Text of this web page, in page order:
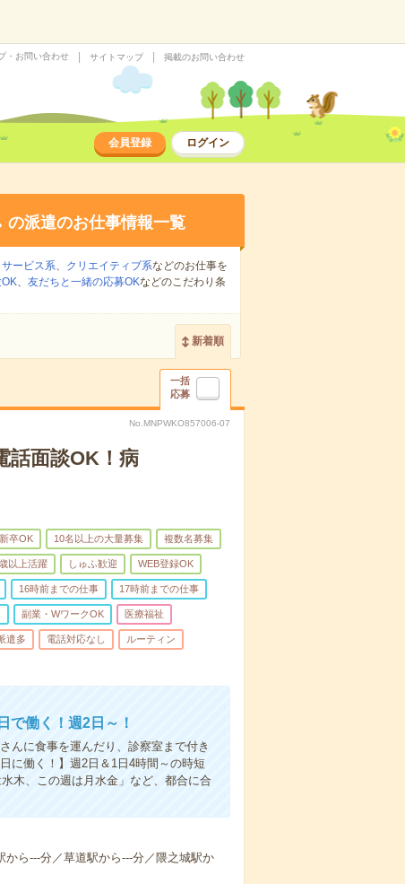
・お問い合わせ サイトマップ 掲載のお問い合わせ
会員登録 ログイン
の派遣のお仕事情報一覧
ービス系、 クリエイティブ系などのお仕事を
、 友だちと一緒の応募OKなどのこだわり条
新着順
一括
応募
No.MNPWKO857006-07
話面談OK！病
卒OK 10名以上の大量募集 複数名募集
以上活躍 しゅふ歓迎 WEB登録OK
16時前までの仕事 17時前までの仕事
副業・WワークOK 医療福祉
遣多 電話対応なし ルーティン
で働く！週2日～！
んに食事を運んだり、診察室まで付き
に働く！】週2日＆1日4時間～の時短
木、この週は月水金」など、都合に合
ら---分／草道駅から---分／隈之城駅か